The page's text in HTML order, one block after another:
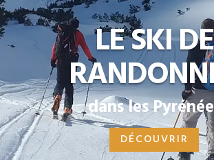
LE SKI DE
dans les
DÉCOUVRIR